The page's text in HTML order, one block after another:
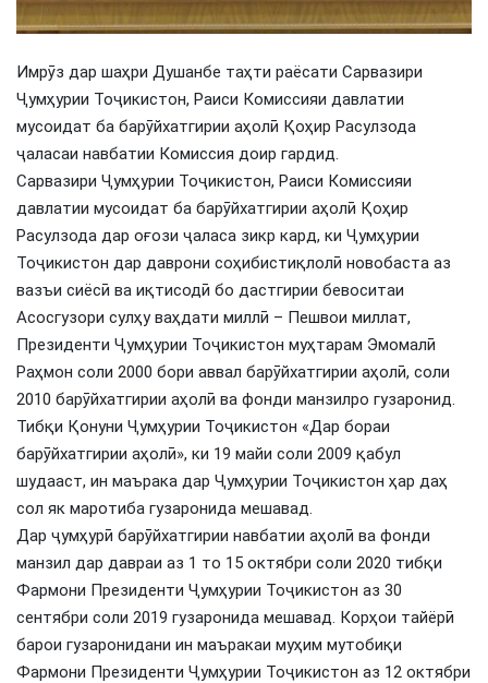
Имрӯз дар шаҳри Душанбе таҳти раёсати Сарвазири
Ҷумҳурии Тоҷикистон, Раиси Комиссияи давлатии
мусоидат ба барӯйхатгирии аҳолӣ Қоҳир Расулзода
ҷаласаи навбатии Комиссия доир гардид.
Сарвазири Ҷумҳурии Тоҷикистон, Раиси Комиссияи
давлатии мусоидат ба барӯйхатгирии аҳолӣ Қоҳир
Расулзода дар оғози ҷаласа зикр кард, ки Ҷумҳурии
Тоҷикистон дар даврони соҳибистиқлолӣ новобаста аз
вазъи сиёсӣ ва иқтисодӣ бо дастгирии бевоситаи
Асосгузори сулҳу ваҳдати миллӣ – Пешвои миллат,
Президенти Ҷумҳурии Тоҷикистон муҳтарам Эмомалӣ
Раҳмон соли 2000 бори аввал барӯйхатгирии аҳолӣ, соли
2010 барӯйхатгирии аҳолӣ ва фонди манзилро гузаронид.
Тибқи Қонуни Ҷумҳурии Тоҷикистон «Дар бораи
барӯйхатгирии аҳолӣ», ки 19 майи соли 2009 қабул
шудааст, ин маърака дар Ҷумҳурии Тоҷикистон ҳар даҳ
сол як маротиба гузаронида мешавад.
Дар ҷумҳурӣ барӯйхатгирии навбатии аҳолӣ ва фонди
манзил дар давраи аз 1 то 15 октябри соли 2020 тибқи
Фармони Президенти Ҷумҳурии Тоҷикистон аз 30
сентябри соли 2019 гузаронида мешавад. Корҳои тайёрӣ
барои гузаронидани ин маъракаи муҳим мутобиқи
Фармони Президенти Ҷумҳурии Тоҷикистон аз 12 октябри